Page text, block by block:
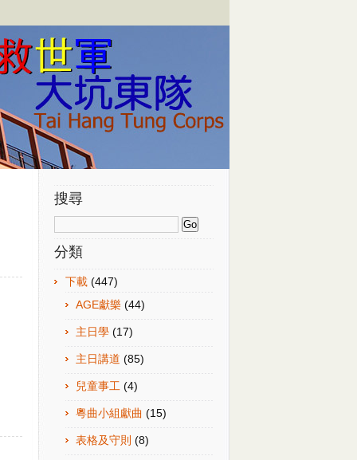
搜尋
分類
下載(447)
AGE獻樂 (44)
主日學 (17)
主日講道 (85)
兒童事工 (4)
粵曲小組獻曲 (15)
表格及守則 (8)